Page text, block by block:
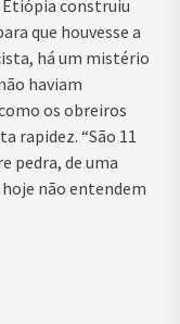
construiu
que houvesse a
há um mistério
haviam
os obreiros
rapidez. “São 11
pedra, de uma
não entendem